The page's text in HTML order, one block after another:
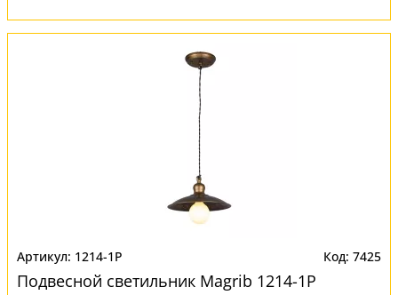
1214-1P 7425
Подвесной светильник Magrib 1214-1P